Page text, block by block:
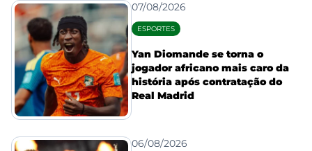
07/08/2026
ESPORTES
Yan Diomande se torna o
jogador africano mais caro da
história após contratação do
Real Madrid
06/08/2026